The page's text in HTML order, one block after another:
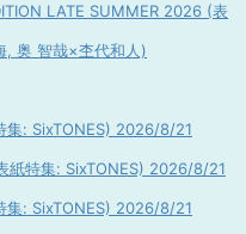
LATE SUMMER 2026 (表
, 奥 智哉×杢代和人)
: SixTONES) 2026/8/21
紙特集: SixTONES) 2026/8/21
: SixTONES) 2026/8/21